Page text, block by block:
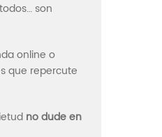
son
online o
que repercute
no dude en